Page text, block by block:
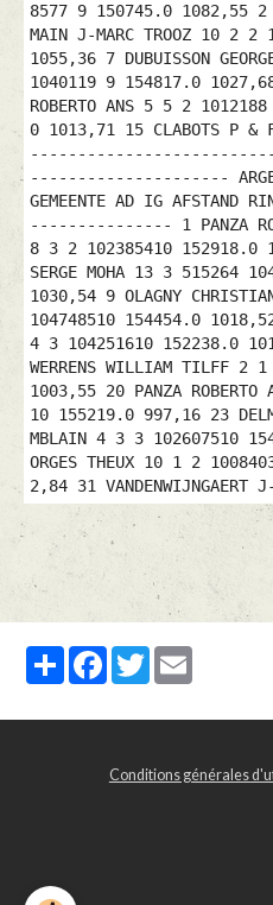
8577 9 150745.0 1082,55 2
MAIN J-MARC TROOZ 10 2
1055,36 7 DUBUISSON
1040119 9 154817.0
ROBERTO ANS 5 5 2
0 1013,71 15 CLABOTS P
---------------------
GEMEENTE AD IG
--------------- 1 PANZA
8 3 2 102385410 152918.0
SERGE MOHA 13 3 515264
1030,54 9 OLAGNY
104748510 154454.0
4 3 104251610 152238.0
WERRENS WILLIAM TILFF
1003,55 20 PANZA
10 155219.0 997,16 23
MBLAIN 4 3 3 102607510
ORGES THEUX 10 1 2
2,84 31
PartagerFacebook
Twitter
Conditions générales